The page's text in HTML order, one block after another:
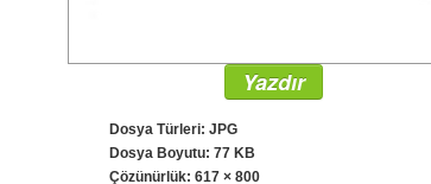
Yazdır
Dosya Türleri: JPG
Dosya Boyutu: 77 KB
Çözünürlük: 617 × 800